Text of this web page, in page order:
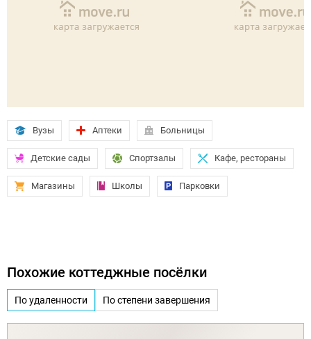
Вузы Аптеки Больницы
Детские сады Спортзалы Кафе, рестораны
Магазины Школы Парковки
Похожие коттеджные посёлки
По удаленности По степени завершения